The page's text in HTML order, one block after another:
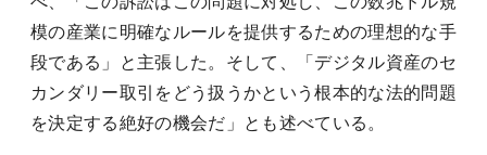
模の産業に明確なルールを提供するための理想的な手
段である」と主張した。そして、「デジタル資産のセ
カンダリー取引をどう扱うかという根本的な法的問題
を決定する絶好の機会だ」とも述べている。